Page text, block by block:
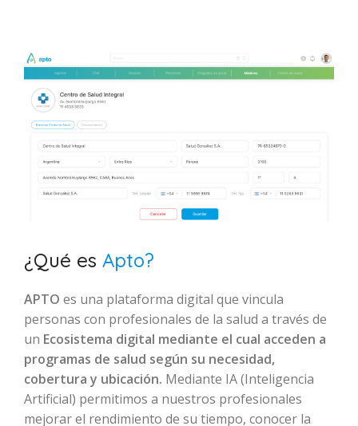
¿Qué es Apto?
APTO es una plataforma digital que vincula
personas con profesionales de la salud a través de
un Ecosistema digital mediante el cual acceden a
programas de salud según su necesidad,
cobertura y ubicación. Mediante IA (Inteligencia
Artificial) permitimos a nuestros profesionales
mejorar el rendimiento de su tiempo, conocer la